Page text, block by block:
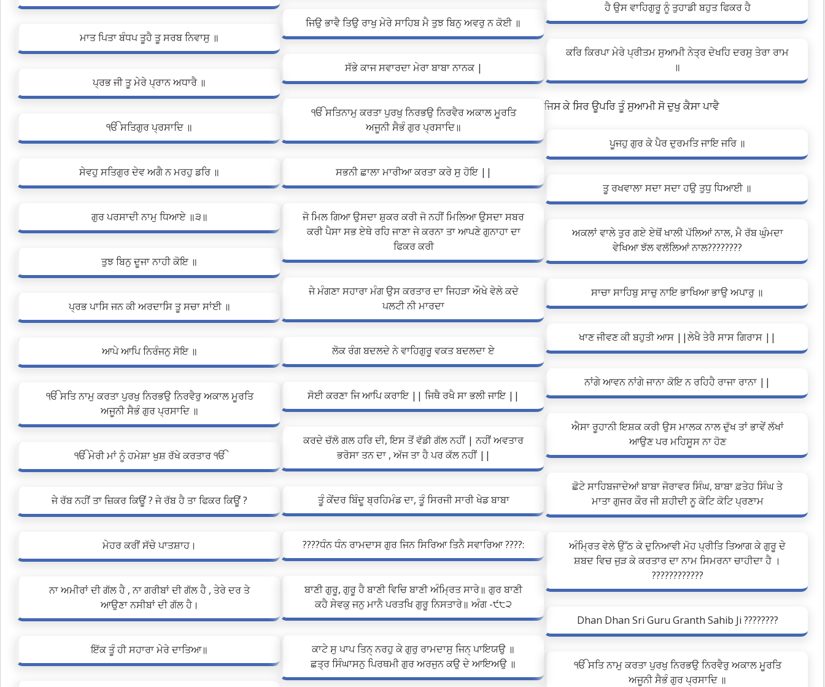
ਮਾਤ ਪਿਤਾ ਬੰਧਪ ਤੂਹੈ ਤੂ ਸਰਬ ਨਿਵਾਸੁ ॥
ਪ੍ਰਭ ਜੀ ਤੂ ਮੇਰੇ ਪ੍ਰਾਨ ਅਧਾਰੈ ॥
ੴ ਸਤਿਗੁਰ ਪ੍ਰਸਾਦਿ ॥
ਸੇਵਹੁ ਸਤਿਗੁਰ ਦੇਵ ਅਗੈ ਨ ਮਰਹੁ ਡਰਿ ॥
ਗੁਰ ਪਰਸਾਦੀ ਨਾਮੁ ਧਿਆਏ ॥੩॥
ਤੁਝ ਬਿਨੁ ਦੂਜਾ ਨਾਹੀ ਕੋਇ ॥
ਪ੍ਰਭ ਪਾਸਿ ਜਨ ਕੀ ਅਰਦਾਸਿ ਤੂ ਸਚਾ ਸਾਂਈ ॥
ਆਪੇ ਆਪਿ ਨਿਰੰਜਨੁ ਸੋਇ ॥
ੴ ਸਤਿ ਨਾਮੁ ਕਰਤਾ ਪੁਰਖੁ ਨਿਰਭਉ ਨਿਰਵੈਰੁ ਅਕਾਲ ਮੂਰਤਿ
ਅਜੂਨੀ ਸੈਭੰ ਗੁਰ ਪ੍ਰਸਾਦਿ ॥
ੴ ਮੇਰੀ ਮਾਂ ਨੂੰ ਹਮੇਸ਼ਾ ਖੁਸ਼ ਰੱਖੇ ਕਰਤਾਰ ੴ
ਜੇ ਰੱਬ ਨਹੀਂ ਤਾ ਜ਼ਿਕਰ ਕਿਊਂ ? ਜੇ ਰੱਬ ਹੈ ਤਾ ਫਿਕਰ ਕਿਊਂ ?
ਮੇਹਰ ਕਰੀਂ ਸੱਚੇ ਪਾਤਸ਼ਾਹ।
ਨਾ ਅਮੀਰਾਂ ਦੀ ਗੱਲ ਹੈ , ਨਾ ਗਰੀਬਾਂ ਦੀ ਗੱਲ ਹੈ , ਤੇਰੇ ਦਰ ਤੇ
ਆਉਣਾ ਨਸੀਬਾਂ ਦੀ ਗੱਲ ਹੈ।
ਇੱਕ ਤੂੰ ਹੀ ਸਹਾਰਾ ਮੇਰੇ ਦਾਤਿਆ॥
ਜਿਉ ਭਾਵੈ ਤਿਉ ਰਾਖੁ ਮੇਰੇ ਸਾਹਿਬ ਮੈ ਤੁਝ ਬਿਨੁ ਅਵਰੁ ਨ ਕੋਈ ॥
ਸੱਭੇ ਕਾਜ ਸਵਾਰਦਾ ਮੇਰਾ ਬਾਬਾ ਨਾਨਕ |
ੴ ਸਤਿਨਾਮੁ ਕਰਤਾ ਪੁਰਖੁ ਨਿਰਭਉ ਨਿਰਵੈਰ ਅਕਾਲ ਮੂਰਤਿ
ਅਜੂਨੀ ਸੈਭੰ ਗੁਰ ਪ੍ਰਸਾਦਿ॥
ਸਭਨੀ ਛਾਲਾ ਮਾਰੀਆ ਕਰਤਾ ਕਰੇ ਸੁ ਹੋਇ ||
ਜੋ ਮਿਲ ਗਿਆ ਉਸਦਾ ਸ਼ੁਕਰ ਕਰੀ ਜੋ ਨਹੀਂ ਮਿਲਿਆ ਉਸਦਾ ਸਬਰ
ਕਰੀ ਪੈਸਾ ਸਭ ਏਥੇ ਰਹਿ ਜਾਣਾ ਜੇ ਕਰਨਾ ਤਾ ਆਪਣੇ ਗੁਨਾਹਾ ਦਾ
ਫਿਕਰ ਕਰੀ
ਜੇ ਮੰਗਣਾ ਸਹਾਰਾ ਮੰਗ ਉਸ ਕਰਤਾਰ ਦਾ ਜਿਹੜਾ ਔਖੇ ਵੇਲੇ ਕਦੇ
ਪਲਟੀ ਨੀ ਮਾਰਦਾ
ਲੋਕ ਰੰਗ ਬਦਲਦੇ ਨੇ ਵਾਹਿਗੁਰੂ ਵਕਤ ਬਦਲਦਾ ਏ
ਸੋਈ ਕਰਣਾ ਜਿ ਆਪਿ ਕਰਾਇ || ਜਿਥੈ ਰਖੈ ਸਾ ਭਲੀ ਜਾਇ ||
ਕਰਦੇ ਚੱਲੋ ਗਲ ਹਰਿ ਦੀ, ਇਸ ਤੋਂ ਵੱਡੀ ਗੱਲ ਨਹੀਂ | ਨਹੀਂ ਅਵਤਾਰ
ਭਰੋਸਾ ਤਨ ਦਾ , ਅੱਜ ਤਾ ਹੈ ਪਰ ਕੱਲ ਨਹੀਂ ||
ਤੂੰ ਕੇਂਦਰ ਬਿੰਦੂ ਬ੍ਰਹਿਮੰਡ ਦਾ, ਤੂੰ ਸਿਰਜੀ ਸਾਰੀ ਖੇਡ ਬਾਬਾ
????ਧੰਨ ਧੰਨ ਰਾਮਦਾਸ ਗੁਰ ਜਿਨ ਸਿਰਿਆ ਤਿਨੈ ਸਵਾਰਿਆ ????:
ਬਾਣੀ ਗੁਰੂ, ਗੁਰੂ ਹੈ ਬਾਣੀ ਵਿਚਿ ਬਾਣੀ ਅੰਮ੍ਰਿਤ ਸਾਰੇ॥ ਗੁਰ ਬਾਣੀ
ਕਹੈ ਸੇਵਕੁ ਜਨੁ ਮਾਨੈ ਪਰਤਖਿ ਗੁਰੂ ਨਿਸਤਾਰੇ॥ ਅੰਗ -੯੮੨
ਕਾਟੇ ਸੁ ਪਾਪ ਤਿਨੑ ਨਰਹੁ ਕੇ ਗੁਰੁ ਰਾਮਦਾਸੁ ਜਿਨੑ ਪਾਇਯਉ ॥
ਛਤ੍ਰ ਸਿੰਘਾਸਨੁ ਪਿਰਥਮੀ ਗੁਰ ਅਰਜੁਨ ਕਉ ਦੇ ਆਇਅਉ ॥
ਹੈ ਉਸ ਵਾਹਿਗੁਰੂ ਨੂੰ ਤੁਹਾਡੀ ਬਹੁਤ ਫਿਕਰ ਹੈ
ਕਰਿ ਕਿਰਪਾ ਮੇਰੇ ਪ੍ਰੀਤਮ ਸੁਆਮੀ ਨੇਤ੍ਰ ਦੇਖਹਿ ਦਰਸੁ ਤੇਰਾ ਰਾਮ
॥
ਜਿਸ ਕੇ ਸਿਰ ਊਪਰਿ ਤੂੰ ਸੁਆਮੀ ਸੋ ਦੁਖੁ ਕੈਸਾ ਪਾਵੈ
ਪੂਜਹੁ ਗੁਰ ਕੇ ਪੈਰ ਦੁਰਮਤਿ ਜਾਇ ਜਰਿ ॥
ਤੂ ਰਖਵਾਲਾ ਸਦਾ ਸਦਾ ਹਉ ਤੁਧੁ ਧਿਆਈ ॥
ਅਕਲਾਂ ਵਾਲੇ ਤੁਰ ਗਏ ਏਥੋਂ ਖਾਲੀ ਪੱਲਿਆਂ ਨਾਲ, ਮੈ ਰੱਬ ਘੁੰਮਦਾ
ਵੇਖਿਆ ਝੱਲ ਵਲੱਲਿਆਂ ਨਾਲ????????
ਸਾਚਾ ਸਾਹਿਬੁ ਸਾਚੁ ਨਾਇ ਭਾਖਿਆ ਭਾਉ ਅਪਾਰੁ ॥
ਖਾਣ ਜੀਵਣ ਕੀ ਬਹੁਤੀ ਆਸ ||ਲੇਖੈ ਤੇਰੈ ਸਾਸ ਗਿਰਾਸ ||
ਨਾਂਗੇ ਆਵਨ ਨਾਂਗੇ ਜਾਨਾ ਕੋਇ ਨ ਰਹਿਹੈ ਰਾਜਾ ਰਾਨਾ ||
ਐਸਾ ਰੂਹਾਨੀ ਇਸ਼ਕ ਕਰੀ ਉਸ ਮਾਲਕ ਨਾਲ ਦੁੱਖ ਤਾਂ ਭਾਵੇਂ ਲੱਖਾਂ
ਆਉਣ ਪਰ ਮਹਿਸੂਸ ਨਾ ਹੋਣ
ਛੋਟੇ ਸਾਹਿਬਜਾਦੇਆਂ ਬਾਬਾ ਜੋਰਾਵਰ ਸਿੰਘ, ਬਾਬਾ ਫ਼ਤੇਹ ਸਿੰਘ ਤੇ
ਮਾਤਾ ਗੁਜਰ ਕੌਰ ਜੀ ਸ਼ਹੀਦੀ ਨੂ ਕੋਟਿ ਕੋਟਿ ਪ੍ਰਣਾਮ
ਅੰਮ੍ਰਿਤ ਵੇਲੇ ਉੱਠ ਕੇ ਦੁਨਿਆਵੀ ਮੋਹ ਪ੍ਰੀਤਿ ਤਿਆਗ ਕੇ ਗੁਰੂ ਦੇ
ਸ਼ਬਦ ਵਿਚ ਜੁੜ ਕੇ ਕਰਤਾਰ ਦਾ ਨਾਮ ਸਿਮਰਨਾ ਚਾਹੀਦਾ ਹੈ ।
????????????
Dhan Dhan Sri Guru Granth Sahib Ji ????????
ੴ ਸਤਿ ਨਾਮੁ ਕਰਤਾ ਪੁਰਖੁ ਨਿਰਭਉ ਨਿਰਵੈਰੁ ਅਕਾਲ ਮੂਰਤਿ
ਅਜੂਨੀ ਸੈਭੰ ਗੁਰ ਪ੍ਰਸਾਦਿ ॥